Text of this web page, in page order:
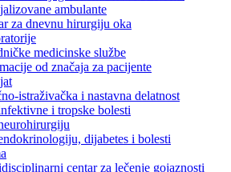
ambulante
za dnevnu hirurgiju oka
medicinske službe
od značaja za pacijente
istraživačka i nastavna delatnost
i tropske bolesti
dijabetes i bolesti
centar za lečenje gojaznosti